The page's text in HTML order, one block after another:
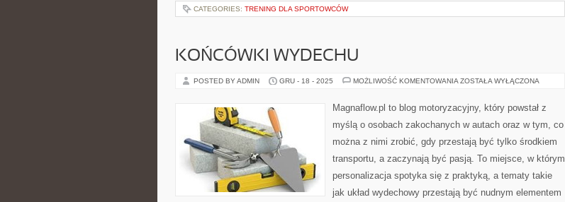
CATEGORIES: TRENING DLA SPORTOWCÓW
KOŃCÓWKI WYDECHU
POSTED BY ADMIN GRU - 18 - 2025 MOŻLIWOŚĆ KOMENTOWANIA KOŃCÓWKI
ZOSTAŁA WYŁĄCZONA
Magnaflow.pl to blog motoryzacyjny, który powstał z
myślą o osobach zakochanych w autach oraz w tym, co
można z nimi zrobić, gdy przestają być tylko środkiem
transportu, a zaczynają być pasją. To miejsce, w którym
personalizacja spotyka się z praktyką, a tematy takie
jak układ wydechowy przestają być nudnym elementem